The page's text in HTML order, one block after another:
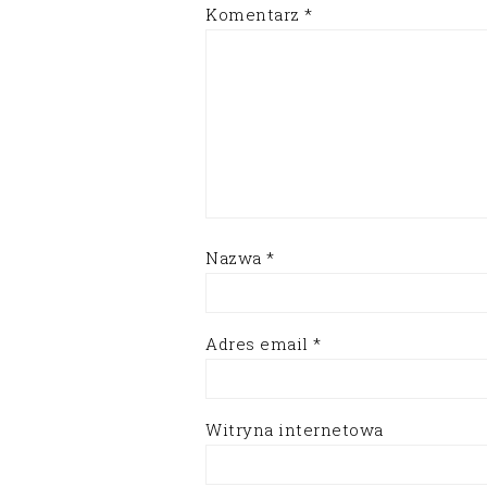
Komentarz *
Nazwa *
Adres email *
Witryna internetowa